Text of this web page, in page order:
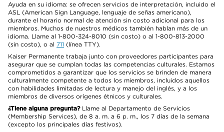
Ayuda en su idioma: se ofrecen servicios de interpretación, incluido el
ASL (American Sign Language, lenguaje de señas americano),
durante el horario normal de atención sin costo adicional para los
miembros. Muchos de nuestros médicos también hablan más de un
idioma. Llame al 1-800-324-8010 (sin costo) o al 1-800-813-2000
(sin costo), o al 711 (línea TTY).
Kaiser Permanente trabaja junto con proveedores participantes para
asegurar que se cumplan todas las competencias culturales. Estamos
comprometidos a garantizar que los servicios se brinden de manera
culturalmente competente a todos los miembros, incluidos aquellos
con habilidades limitadas de lectura y manejo del inglés, y a los
miembros de diversos orígenes étnicos y culturales.
¿Tiene alguna pregunta?Llame al Departamento de Servicios
(Membership Services), de 8 a. m. a 6 p. m., los 7 días de la semana
(excepto los principales días festivos).